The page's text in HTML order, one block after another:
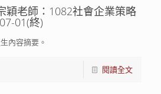
穎老師：1082社會企業策略
01(終)
內容摘要。
閱讀全文